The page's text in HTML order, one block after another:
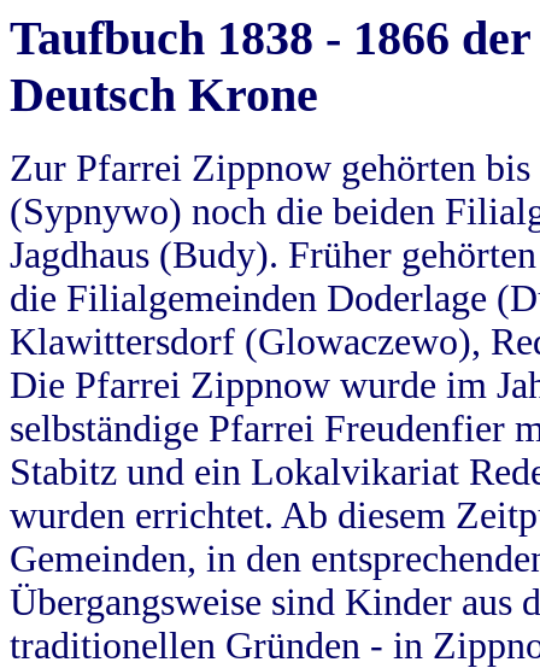
Taufbuch 1838 - 1866
Deutsch Krone
Zur Pfarrei Zippnow gehörten
(Sypnywo) noch die beiden
Jagdhaus (Budy). Früher
die Filialgemeinden Doderlage
Klawittersdorf (Glowaczewo),
Die Pfarrei Zippnow wurde im
selbständige Pfarrei Freudenfier
Stabitz und ein Lokalvikariat
wurden errichtet. Ab diesem
Gemeinden, in den
Übergangsweise sind Kinder aus
traditionellen Gründen - in